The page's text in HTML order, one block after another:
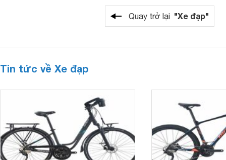
Quay trở lại "Xe đạp"
Tin tức về Xe đạp